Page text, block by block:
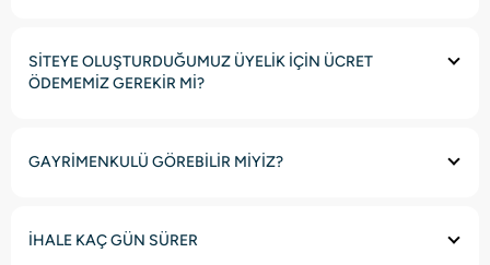
SİTEYE OLUŞTURDUĞUMUZ ÜYELİK İÇİN ÜCRET
ÖDEMEMİZ GEREKİR Mİ?
GAYRİMENKULÜ GÖREBİLİR MİYİZ?
İHALE KAÇ GÜN SÜRER